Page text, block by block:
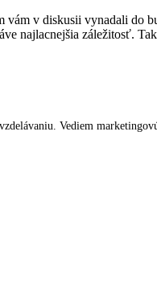
vám v diskusii vynadali
najlacnejšia záležitosť.
Vediem